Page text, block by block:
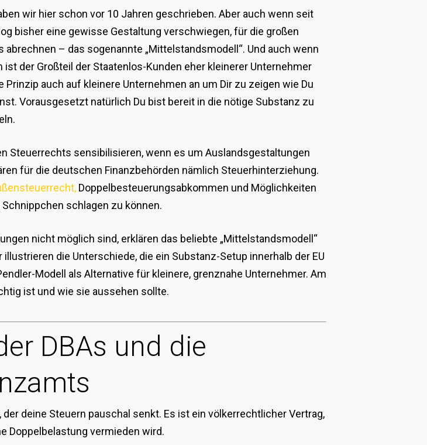
wir hier schon vor 10 Jahren geschrieben. Aber auch wenn seit
bisher eine gewisse Gestaltung verschwiegen, für die großen
– das sogenannte „Mittelstandsmodell“. Und auch wenn
der Großteil der Staatenlos-Kunden eher kleinerer Unternehmer
auch auf kleinere Unternehmen an um Dir zu zeigen wie Du
Vorausgesetzt natürlich Du bist bereit in die nötige Substanz zu
Steuerrechts sensibilisieren, wenn es um Auslandsgestaltungen
für die deutschen Finanzbehörden nämlich Steuerhinterziehung.
Doppelbesteuerungsabkommen und Möglichkeiten
schlagen zu können.
nicht möglich sind, erklären das beliebte „Mittelstandsmodell“
die Unterschiede, die ein Substanz-Setup innerhalb der EU
Modell als Alternative für kleinere, grenznahe Unternehmer. Am
ist und wie sie aussehen sollte.
DBAs und die
deine Steuern pauschal senkt. Es ist ein völkerrechtlicher Vertrag,
Doppelbelastung vermieden wird.